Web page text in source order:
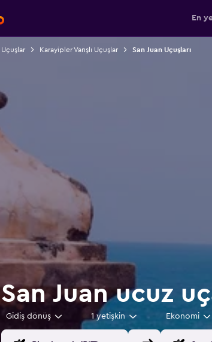
En
Uçuşlar Karayipler Varışlı Uçuşlar San Juan Uçuşları
San Juan ucuz
Gidiş dönüş 1 yetişkin Ekonomi